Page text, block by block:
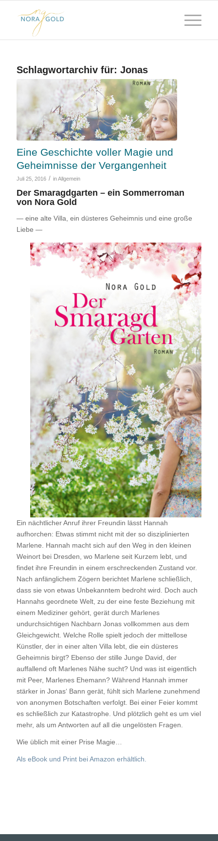
Schlagwortarchiv für: Jonas
Eine Geschichte voller Magie und
Geheimnisse der Vergangenheit
Juli 25, 2016 / inAllgemein
Der Smaragdgarten – ein Sommerroman
von Nora Gold
— eine alte Villa, ein düsteres Geheimnis und eine große
Liebe —
Ein nächtlicher Anruf ihrer Freundin lässt Hannah
aufhorchen: Etwas stimmt nicht mit der so disziplinierten
Marlene. Hannah macht sich auf den Weg in den kleinen
Weinort bei Dresden, wo Marlene seit Kurzem lebt, und
findet ihre Freundin in einem erschreckenden Zustand vor.
Nach anfänglichem Zögern berichtet Marlene schließlich,
dass sie von etwas Unbekanntem bedroht wird. Doch auch
Hannahs geordnete Welt, zu der eine feste Beziehung mit
einem Mediziner gehört, gerät durch Marlenes
undurchsichtigen Nachbarn Jonas vollkommen aus dem
Gleichgewicht. Welche Rolle spielt jedoch der mittellose
Künstler, der in einer alten Villa lebt, die ein düsteres
Geheimnis birgt? Ebenso der stille Junge David, der
auffallend oft Marlenes Nähe sucht? Und was ist eigentlich
mit Peer, Marlenes Ehemann? Während Hannah immer
stärker in Jonas‘ Bann gerät, fühlt sich Marlene zunehmend
von anonymen Botschaften verfolgt. Bei einer Feier kommt
es schließlich zur Katastrophe. Und plötzlich geht es um viel
mehr, als um Antworten auf all die ungelösten Fragen.
Wie üblich mit einer Prise Magie…
Als eBook und Print bei Amazon erhältlich.